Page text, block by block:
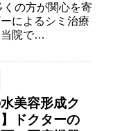
の方が関心を寄
によるシミ治療
当院で…
水美容形成ク
ドクターの